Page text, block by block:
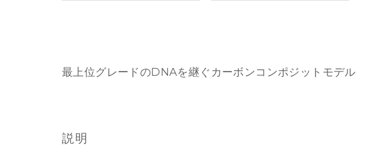
40
ホワイト
175525
最上位グレードのDNAを継ぐカーボンコンポジットモデル
説明